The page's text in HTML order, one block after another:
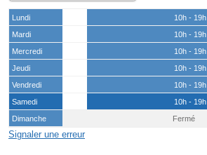
Lundi
10h - 19h
Mardi
10h - 19h
Mercredi
10h - 19h
Jeudi
10h - 19h
Vendredi
10h - 19h
Samedi
10h - 19h
Dimanche
Fermé
Signaler une erreur